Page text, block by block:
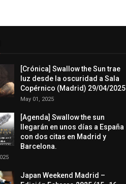
[Crónica] Swallow the Sun trae
luz desde la oscuridad a Sala
Copérnico (Madrid) 29/04/2025
May 01, 2025
[Agenda] Swallow the sun
llegarán en unos días a España
con dos citas en Madrid y
Barcelona.
Japan Weekend Madrid –